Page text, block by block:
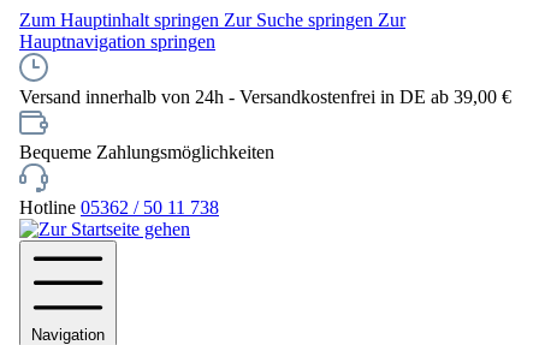
Zum Hauptinhalt springen Zur Suche springen Zur
Hauptnavigation springen
Versand innerhalb von 24h - Versandkostenfrei in DE ab 39,00 €
Bequeme Zahlungsmöglichkeiten
Hotline 05362 / 50 11 738
Navigation